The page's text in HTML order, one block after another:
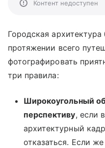
Контент недоступен
Городская архитектура
протяжении всего
фотографировать
три правила:
Широкоугольный
перспективу, если
архитектурный
отказаться. Если